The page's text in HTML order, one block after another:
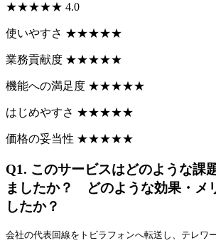
★★★★★ 4.0
使いやすさ ★★★★★
業務貢献度 ★★★★★
機能への満足度 ★★★★★
はじめやすさ ★★★★★
価格の妥当性 ★★★★★
Q1. このサービスはどのような課
ましたか？ どのような効果・メ
したか？
会社の代表回線をトビラフォンへ転送し、テレワ